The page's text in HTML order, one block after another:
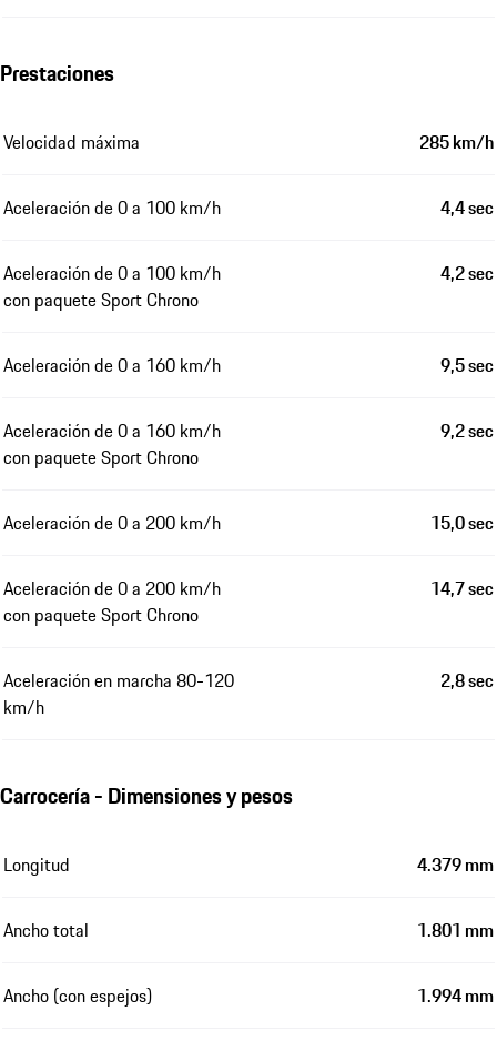
Prestaciones
Velocidad máxima 285 km/h
Aceleración de 0 a 100 km/h 4,4 sec
Aceleración de 0 a 100 km/h
con paquete Sport Chrono
4,2 sec
Aceleración de 0 a 160 km/h 9,5 sec
Aceleración de 0 a 160 km/h
con paquete Sport Chrono
9,2 sec
Aceleración de 0 a 200 km/h 15,0 sec
Aceleración de 0 a 200 km/h
con paquete Sport Chrono
14,7 sec
Aceleración en marcha 80-120
km/h
2,8 sec
Carrocería - Dimensiones y pesos
Longitud 4.379 mm
Ancho total 1.801 mm
Ancho (con espejos) 1.994 mm